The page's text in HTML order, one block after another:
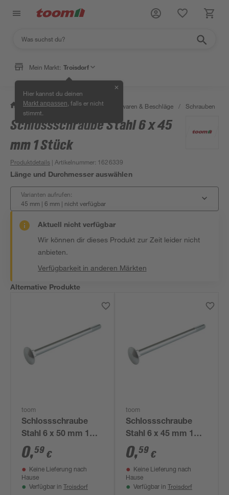
Mein Markt: Troisdorf
Hier kannst du deinen
Markt anpassen , falls er nicht
stimmt.
✕
/ Werkstatt & Maschinen / Eisenwaren & Beschläge / Schrauben
Schlossschraube Stahl 6 x 45
mm 1 Stück
Produktdetails | Artikelnummer: 1626339
Länge und Durchmesser auswählen
Varianten aufrufen:
45 mm | 6 mm | nicht verfügbar
Aktuell nicht verfügbar
Wir können dir dieses Produkt zur Zeit leider nicht
anbieten.
Verfügbarkeit in anderen Märkten
Alternative Produkte
toom
Schlossschraube
Stahl 6 x 50 mm 1
Stück
0,59 €
Keine Lieferung nach
Hause
Verfügbar in Troisdorf
toom
Schlossschraube
Stahl 6 x 45 mm 1
Stück
0,59 €
Keine Lieferung nach
Hause
Verfügbar in Troisdorf